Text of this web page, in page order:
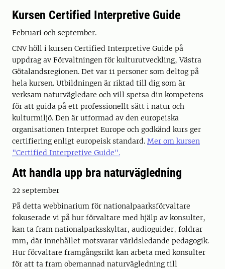
Kursen Certified Interpretive Guide
Februari och september.
CNV höll i kursen Certified Interpretive Guide på
uppdrag av Förvaltningen för kulturutveckling, Västra
Götalandsregionen. Det var 11 personer som deltog på
hela kursen. Utbildningen är riktad till dig som är
verksam naturvägledare och vill spetsa din kompetens
för att guida på ett professionellt sätt i natur och
kulturmiljö. Den är utformad av den europeiska
organisationen Interpret Europe och godkänd kurs ger
certifiering enligt europeisk standard. Mer om kursen
"Certified Interpretive Guide".
Att handla upp bra naturvägledning
22 september
På detta webbinarium för nationalpaarksförvaltare
fokuserade vi på hur förvaltare med hjälp av konsulter,
kan ta fram nationalparksskyltar, audioguider, foldrar
mm, där innehållet motsvarar världsledande pedagogik.
Hur förvaltare framgångsrikt kan arbeta med konsulter
för att ta fram obemannad naturvägledning till